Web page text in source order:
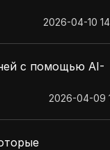
2026-04-10
с помощью AI-
2026-04-09